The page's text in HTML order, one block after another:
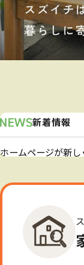
新着情報
ホームページが新し